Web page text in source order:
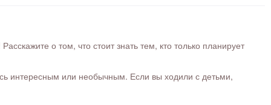
о том, что стоит знать тем, кто только планирует
интересным или необычным. Если вы ходили с детьми,